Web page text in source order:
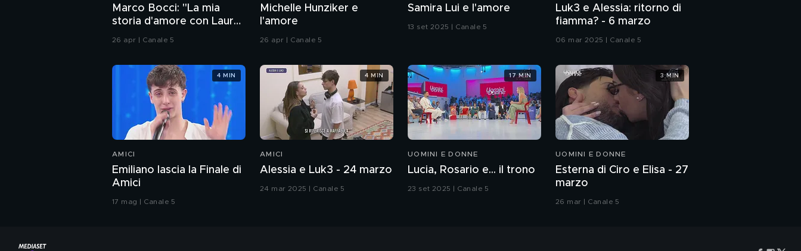
Marco Bocci: "La mia
storia d'amore con Laura
Chiatti"
26 apr | Canale 5
Michelle Hunziker e
l'amore
26 apr | Canale 5
Samira Lui e l'amore
13 set 2025 | Canale 5
Luk3 e Alessia: ritorno di
fiamma? - 6 marzo
06 mar 2025 | Canale 5
AMICI
Emiliano lascia la Finale di
Amici
17 mag | Canale 5
4 MIN
AMICI
Alessia e Luk3 - 24 marzo
24 mar 2025 | Canale 5
4 MIN
UOMINI E DONNE
Lucia, Rosario e... il trono
23 set 2025 | Canale 5
17 MIN
UOMINI E DONNE
Esterna di Ciro e Elisa - 27
marzo
26 mar | Canale 5
3 MIN